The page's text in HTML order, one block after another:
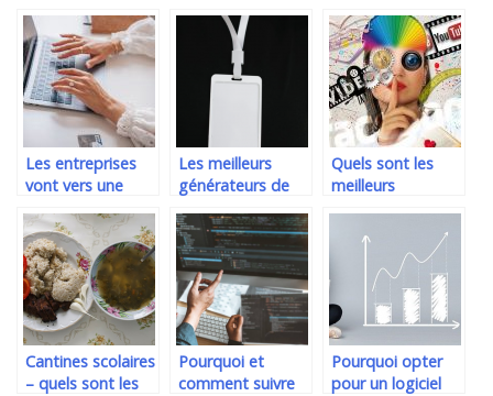
données
logiciel de
menuiserie
Les entreprises
vont vers une
une
automatisation
de leur activite
Les meilleurs
générateurs de
le nom de votre
entreprise
Quels sont les
meilleurs
YouTube et MP3
Cantines scolaires
– quels sont les
Pourquoi et
comment suivre
Pourquoi opter
pour un logiciel